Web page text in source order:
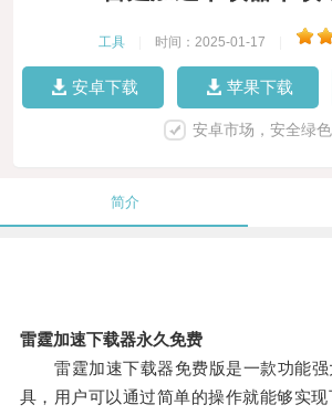
工具 时间：2025-01-17
安卓下载 苹果下载
安卓市场，安全绿色
简介
雷霆加速下载器永久免费
雷霆加速下载器免费版是一款功能强
具，用户可以通过简单的操作就能够实现